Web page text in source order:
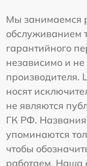
Мы занимаемся
обслуживанием
гарантийного
независимо и
производителя.
носят
не являются
ГК РФ. Названия
упоминаются
чтобы
работаем. Наша